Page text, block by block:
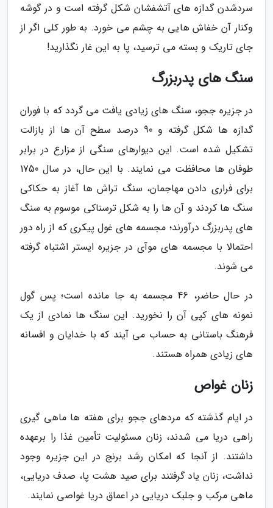
سردشدن گدازه های آتشفشان شکل گرفته است و در گوشه
وکنار آن خفاش هایی به چشم می خورد. به طور کلی اگر از
جای تاریک و بسته می ترسید، پا به این غار نگذارید!
سنگ های پدربزرگ
در جزیره ججو، سنگ های زیادی یافت می گردد که با فوران
گدازه ها شکل گرفته و 90 درصد سطح آن ها از بازالت
تشکیل شده است. این دیوارهای سنگی از مزارع در برابر
طوفان ها محافظت می نمایند. با این حال، در سال 1750
برای فراری دادن مهاجمان، سنگ تراش ها آغاز به حکاکی
سنگ ها کردند و آن ها را به شکل ترسناکی موسوم به سنگ
های پدربزرگ درآورند؛ مجسمه های غول پیکری که از راه دور
احتمالا با مجسمه های موآی در جزیره ایستر اشتباه گرفته
می شوند.
در حال حاضر، 46 مجسمه به جا مانده است؛ پس گول
نمونه های کپی آن را نخورید. این سنگ ها نمادی از یک
فرهنگ باستانی به حساب می آیند که با خدایان و افسانه
های زیادی همراه هستند.
زنان غواص
در ایام گذشته که مردهای ججو برای هفته ها ماهی گیری
راهی دریا می شدند، زنان مسئولیت تأمین غذا را برعهده
داشتند. از آنجا که امکان رشد برنج در این جزیره وجود
نداشت، زنان یاد گرفتند برای صید هشت پا، صدف دریایی،
ماهی مرکب و جلبک دریایی در اعماق دریا غواصی نمایند.